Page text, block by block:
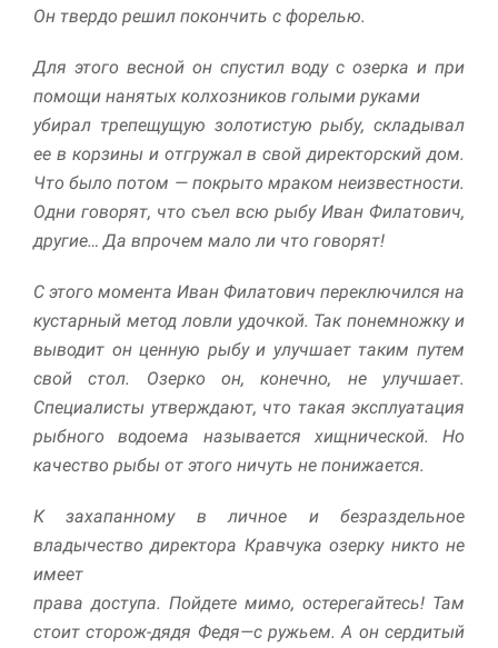
Он твердо решил покончить с форелью.
Для этого весной он спустил воду с озерка и при
помощи нанятых колхозников голыми руками
убирал трепещущую золотистую рыбу, складывал
ее в корзины и отгружал в свой директорский дом.
Что было потом — покрыто мраком неизвестности.
Одни говорят, что съел всю рыбу Иван Филатович,
другие… Да впрочем мало ли что говорят!
С этого момента Иван Филатович переключился на
кустарный метод ловли удочкой. Так понемножку и
выводит он ценную рыбу и улучшает таким путем
свой стол. Озерко он, конечно, не улучшает.
Специалисты утверждают, что такая эксплуатация
рыбного водоема называется хищнической. Но
качество рыбы от этого ничуть не понижается.
К захапанному в личное и безраздельное
владычество директора Кравчука озерку никто не
имеет
права доступа. Пойдете мимо, остерегайтесь! Там
стоит сторож-дядя Федя—с ружьем. А он сердитый
Делясь своими
интересами и
информацией о вашем
поведении во время
посещения нашего
сайта, вы повышаете
вероятность того, что
будете получать
персонализированный
контент и